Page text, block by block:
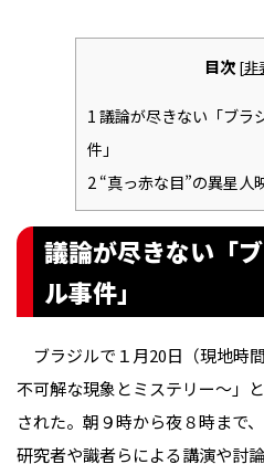
目次 [非
1議論が尽きない「ブラ
件」
2“真っ赤な目”の異星人
議論が尽きない「
ル事件」
ブラジルで１月20日（現地時
不可解な現象とミステリー～」
された。朝９時から夜８時まで
研究者や識者らによる講演や討